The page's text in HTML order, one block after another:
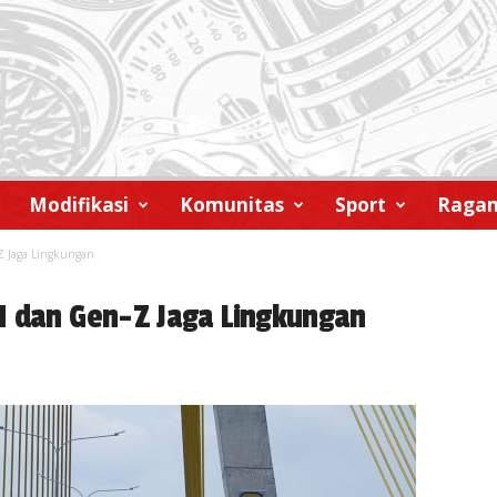
Modifikasi Komunitas Sport
Jaga Lingkungan
Gen-Z Jaga Lingkungan